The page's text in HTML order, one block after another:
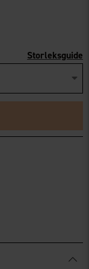
Storleksguide